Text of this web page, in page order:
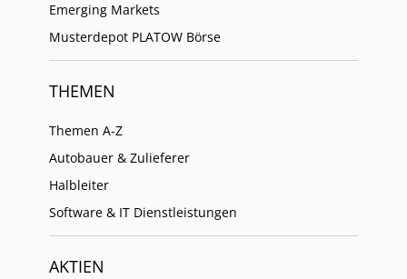
Emerging Markets
Musterdepot PLATOW Börse
THEMEN
Themen A-Z
Autobauer & Zulieferer
Halbleiter
Software & IT Dienstleistungen
AKTIEN